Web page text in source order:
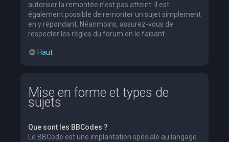
autoriser la remontée n’est pas atteint. Il est
également possible de remonter un sujet simplement
en y répondant. Néanmoins, assurez-vous de
respecter les règles du forum en le faisant.
Haut
Mise en forme et types de
sujets
Que sont les BBCodes ?
Le BBCode est une implantation spéciale au langage